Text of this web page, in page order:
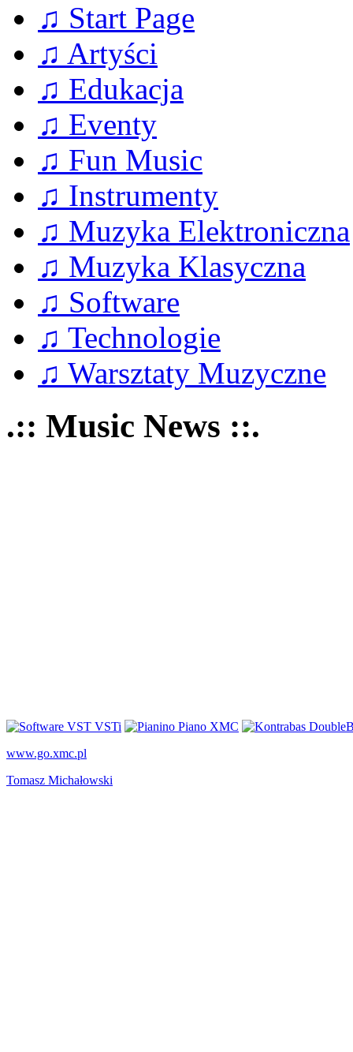
♫ Start Page
♫ Artyści
♫ Edukacja
♫ Eventy
♫ Fun Music
♫ Instrumenty
♫ Muzyka Elektroniczna
♫ Muzyka Klasyczna
♫ Software
♫ Technologie
♫ Warsztaty Muzyczne
.:: Music News ::.
www.go.xmc.pl
Tomasz Michałowski